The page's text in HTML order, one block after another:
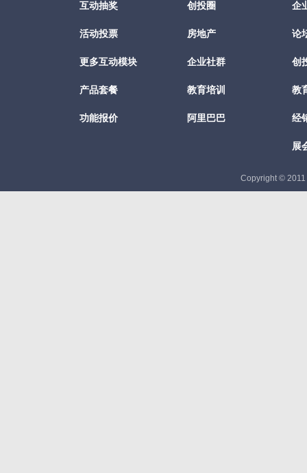
互动抽奖
活动投票
更多互动模块
产品套餐
功能报价
创投圈
房地产
企业社群
教育培训
阿里巴巴
企
论
创
教
经
展
Copyright © 2011